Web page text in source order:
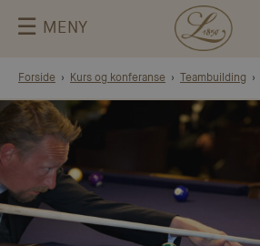
☰ MENY
Forside Kurs og konferanse Teambuilding